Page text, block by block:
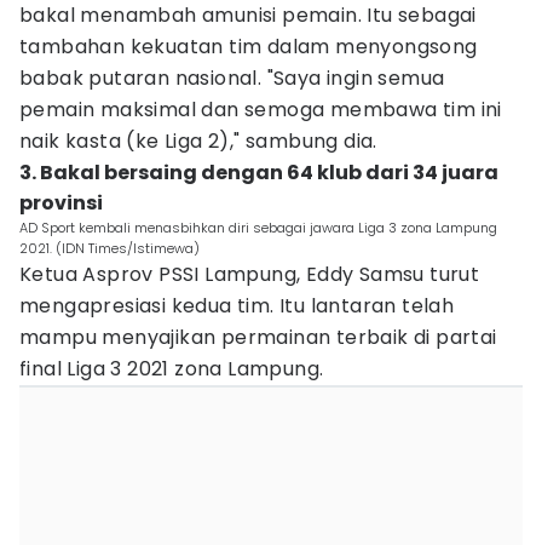
bakal menambah amunisi pemain. Itu sebagai
tambahan kekuatan tim dalam menyongsong
babak putaran nasional. "Saya ingin semua
pemain maksimal dan semoga membawa tim ini
naik kasta (ke Liga 2)," sambung dia.
3. Bakal bersaing dengan 64 klub dari 34 juara
provinsi
AD Sport kembali menasbihkan diri sebagai jawara Liga 3 zona Lampung
2021. (IDN Times/Istimewa)
Ketua Asprov PSSI Lampung, Eddy Samsu turut
mengapresiasi kedua tim. Itu lantaran telah
mampu menyajikan permainan terbaik di partai
final Liga 3 2021 zona Lampung.